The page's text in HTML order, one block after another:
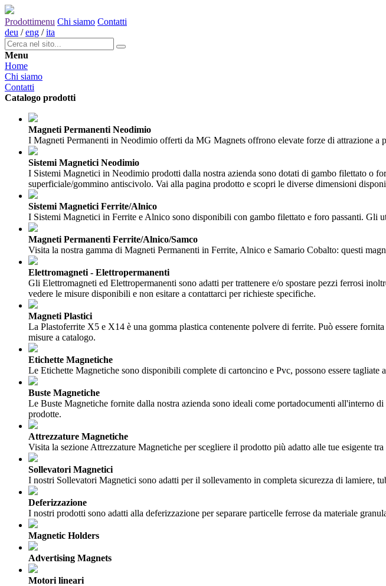
Prodottimenu Chi siamo Contatti
deu /eng /ita
Menu
Home
Chi siamo
Contatti
Catalogo prodotti
Magneti Permanenti Neodimio
I Magneti Permanenti in Neodimio offerti da MG Magnets offrono elevate forze di attrazione a
Sistemi Magnetici Neodimio
I Sistemi Magnetici in Neodimio prodotti dalla nostra azienda sono dotati di gambo filettato o
superficiale/gommino antiscivolo. Vai alla pagina prodotto e scopri le diverse dimensioni
Sistemi Magnetici Ferrite/Alnico
I Sistemi Magnetici in Ferrite e Alnico sono disponibili con gambo filettato e foro passanti. Gli
Magneti Permanenti Ferrite/Alnico/Samco
Visita la nostra gamma di Magneti Permanenti in Ferrite, Alnico e Samario Cobalto: questi
Elettromagneti - Elettropermanenti
Gli Elettromagneti ed Elettropermanenti sono adatti per trattenere e/o spostare pezzi ferrosi
vedere le misure disponibili e non esitare a contattarci per richieste specifiche.
Magneti Plastici
La Plastoferrite X5 e X14 è una gomma plastica contenente polvere di ferrite. Può essere
misure a catalogo.
Etichette Magnetiche
Le Etichette Magnetiche sono disponibili complete di cartoncino e Pvc, possono essere tagliate
Buste Magnetiche
Le Buste Magnetiche fornite dalla nostra azienda sono ideali come portadocumenti all'interno
prodotte.
Attrezzature Magnetiche
Visita la sezione Attrezzature Magnetiche per scegliere il prodotto più adatto alle tue esigente
Sollevatori Magnetici
I nostri Sollevatori Magnetici sono adatti per il sollevamento in completa sicurezza di lamiere,
Deferizzazione
I nostri prodotti sono adatti alla deferizzazione per separare particelle ferrose da materiale
Magnetic Holders
Advertising Magnets
Motori lineari